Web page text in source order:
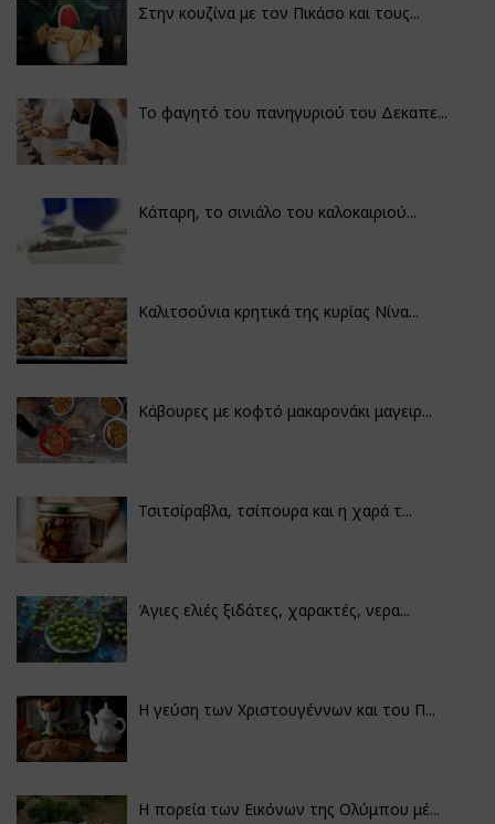
Στην κουζίνα με τον Πικάσο και τους...
Το φαγητό του πανηγυριού του Δεκαπε...
Κάπαρη, το σινιάλο του καλοκαιριού...
Καλιτσούνια κρητικά της κυρίας Νίνα...
Κάβουρες με κοφτό μακαρονάκι μαγειρ...
Τσιτσίραβλα, τσίπουρα και η χαρά τ...
Άγιες ελιές ξιδάτες, χαρακτές, νερα...
Η γεύση των Χριστουγέννων και του Π...
Η πορεία των Εικόνων της Ολύμπου μέ...